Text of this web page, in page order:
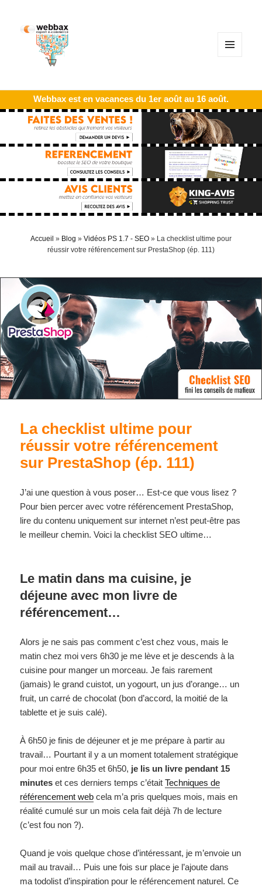
Webbax est en vacances du 1er août au 16 août.
Accueil » Blog » Vidéos PS 1.7 - SEO » La checklist ultime pour
réussir votre référencement sur PrestaShop (ép. 111)
La checklist ultime pour
réussir votre référencement
sur PrestaShop (ép. 111)
J’ai une question à vous poser… Est-ce que vous lisez ?
Pour bien percer avec votre référencement PrestaShop,
lire du contenu uniquement sur internet n’est peut-être pas
le meilleur chemin. Voici la checklist SEO ultime…
Le matin dans ma cuisine, je
déjeune avec mon livre de
référencement…
Alors je ne sais pas comment c’est chez vous, mais le
matin chez moi vers 6h30 je me lève et je descends à la
cuisine pour manger un morceau. Je fais rarement
(jamais) le grand cuistot, un yogourt, un jus d’orange… un
fruit, un carré de chocolat (bon d’accord, la moitié de la
tablette et je suis calé).
À 6h50 je finis de déjeuner et je me prépare à partir au
travail… Pourtant il y a un moment totalement stratégique
pour moi entre 6h35 et 6h50, je lis un livre pendant 15
minutes et ces derniers temps c’étaitTechniques de
référencement web cela m’a pris quelques mois, mais en
réalité cumulé sur un mois cela fait déjà 7h de lecture
(c’est fou non ?).
Quand je vois quelque chose d’intéressant, je m’envoie un
mail au travail… Puis une fois sur place je l’ajoute dans
ma todolist d’inspiration pour le référencement naturel. Ce